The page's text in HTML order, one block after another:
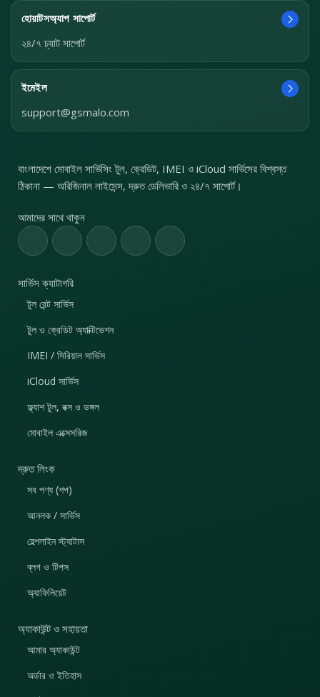
হোয়াটসঅ্যাপ সাপোর্ট
২৪/৭ চ্যাট সাপোর্ট
ইমেইল
support@gsmalo.com
বাংলাদেশে মোবাইল সার্ভিসিং টুল, ক্রেডিট, IMEI ও iCloud সার্ভিসের বিশ্বস্ত
ঠিকানা — অরিজিনাল লাইসেন্স, দ্রুত ডেলিভারি ও ২৪/৭ সাপোর্ট।
আমাদের সাথে থাকুন
সার্ভিস ক্যাটাগরি
টুল রেন্ট সার্ভিস
টুল ও ক্রেডিট অ্যাক্টিভেশন
IMEI / সিরিয়াল সার্ভিস
iCloud সার্ভিস
ফ্ল্যাশ টুল, বক্স ও ডঙ্গল
মোবাইল এক্সেসরিজ
দ্রুত লিংক
সব পণ্য (শপ)
আনলক / সার্ভিস
হেল্পলাইন স্ট্যাটাস
ব্লগ ও টিপস
অ্যাফিলিয়েট
অ্যাকাউন্ট ও সহায়তা
আমার অ্যাকাউন্ট
অর্ডার ও ইতিহাস